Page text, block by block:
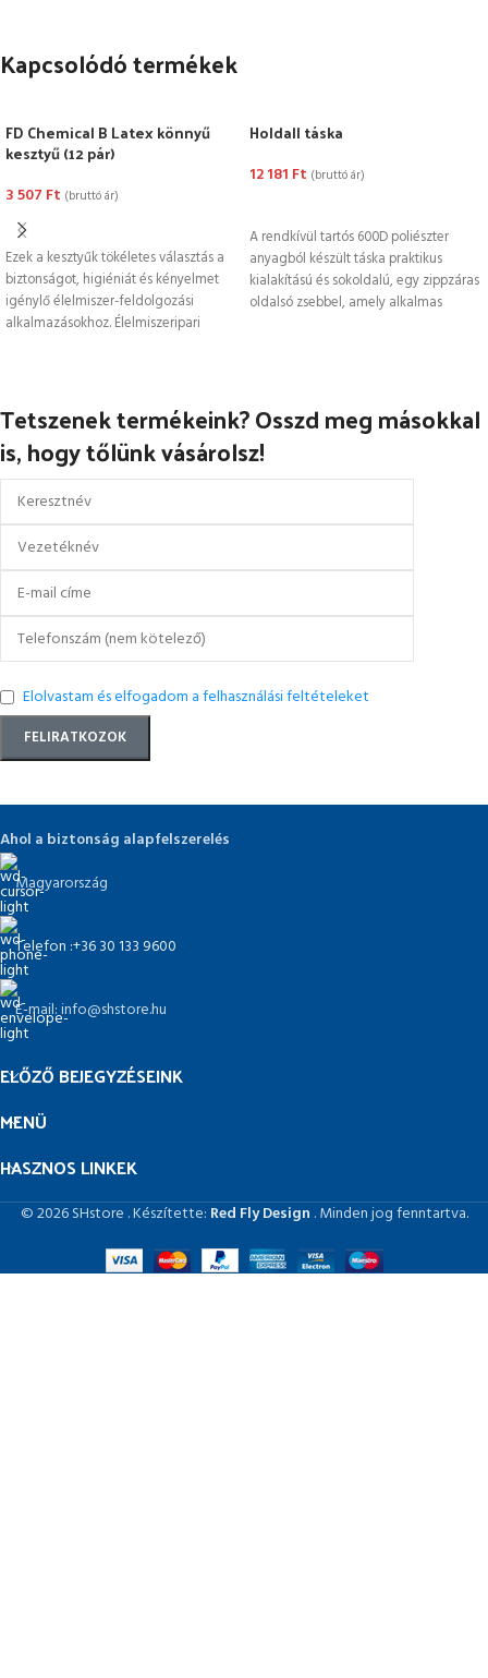
Kapcsolódó termékek
FD Chemical B Latex könnyű
kesztyű (12 pár)
3 507 Ft (bruttó ár)
OPCIÓK VÁLASZTÁSA
Ezek a kesztyűk tökéletes választás a
biztonságot, higiéniát és kényelmet
igénylő élelmiszer-feldolgozási
alkalmazásokhoz. Élelmiszeripari
Holdall táska
12 181 Ft (bruttó ár)
A rendkívül tartós 600D poliészter
anyagból készült táska praktikus
kialakítású és sokoldalú, egy zippzáras
oldalsó zsebbel, amely alkalmas
Tetszenek termékeink? Osszd meg másokkal
is, hogy tőlünk vásárolsz!
Elolvastam és elfogadom a felhasználási feltételeket
Ahol a biztonság alapfelszerelés
Magyarország
Telefon :+36 30 133 9600
E-mail: info@shstore.hu
ELŐZŐ BEJEGYZÉSEINK
MENÜ
HASZNOS LINKEK
© 2026 SHstore . Készítette: Red Fly Design . Minden jog fenntartva.